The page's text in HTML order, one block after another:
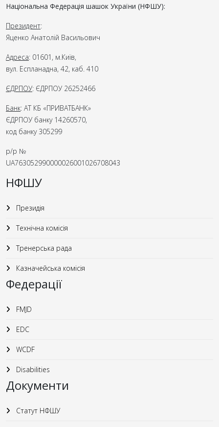
Національна Федерація шашок України (НФШУ):
Президент:
Яценко Анатолій Васильович
Адреса: 01601, м.Київ,
вул. Еспланадна, 42, каб. 410
ЄДРПОУ: ЄДРПОУ 26252466
Банк: АТ КБ «ПРИВАТБАНК»
ЄДРПОУ банку 14260570,
код банку 305299
р/р №
UA763052990000026001026708043
НФШУ
Президія
Технічна комісія
Тренерська рада
Казначейська комісія
Федерації
FMJD
EDC
WCDF
Disabilities
Документи
Статут НФШУ